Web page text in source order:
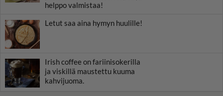
helppo valmistaa!
Letut saa aina hymyn huulille!
Irish coffee on fariinisokerilla
ja viskillä maustettu kuuma
kahvijuoma.